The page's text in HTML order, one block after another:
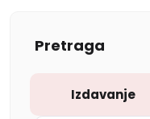
Pretraga
Izdavanje